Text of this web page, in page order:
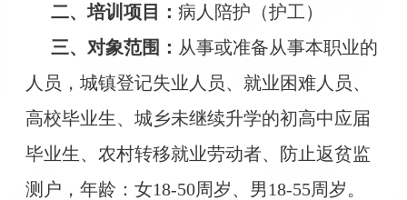
二、培训项目： 病人陪护（护工）
三、对象范围： 从事或准备从事本职业的
人员，城镇登记失业人员、就业困难人员、
高校毕业生、城乡未继续升学的初高中应届
毕业生、农村转移就业劳动者、 防止返贫监
测户，年龄：女18-50周岁、男18-55周岁。